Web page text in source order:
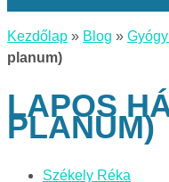
Kezdőlap » Blog »
planum)
LAPOS
PLANUM)
Székely Réka